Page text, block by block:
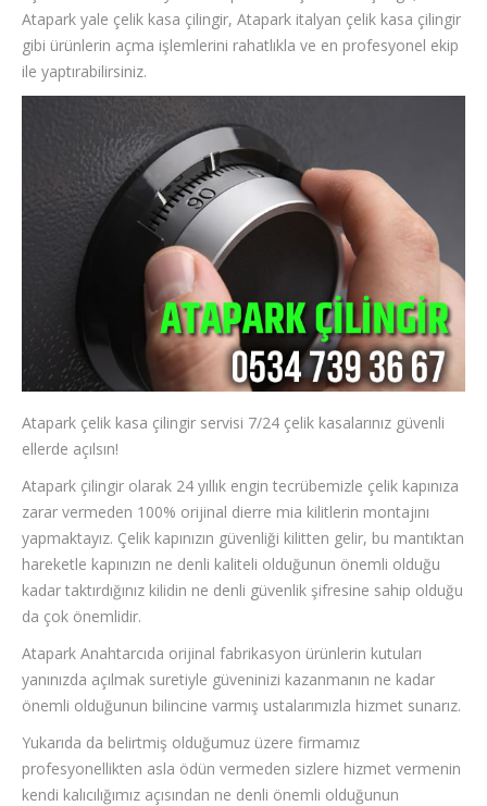
Atapark yale çelik kasa çilingir, Atapark italyan çelik kasa çilingir
gibi ürünlerin açma işlemlerini rahatlıkla ve en profesyonel ekip
ile yaptırabilirsiniz.
Atapark çelik kasa çilingir servisi 7/24 çelik kasalarınız güvenli
ellerde açılsın!
Atapark çilingir olarak 24 yıllık engin tecrübemizle çelik kapınıza
zarar vermeden 100% orijinal dierre mia kilitlerin montajını
yapmaktayız. Çelik kapınızın güvenliği kilitten gelir, bu mantıktan
hareketle kapınızın ne denli kaliteli olduğunun önemli olduğu
kadar taktırdığınız kilidin ne denli güvenlik şifresine sahip olduğu
da çok önemlidir.
Atapark Anahtarcıda orijinal fabrikasyon ürünlerin kutuları
yanınızda açılmak suretiyle güveninizi kazanmanın ne kadar
önemli olduğunun bilincine varmış ustalarımızla hizmet sunarız.
Yukarıda da belirtmiş olduğumuz üzere firmamız
profesyonellikten asla ödün vermeden sizlere hizmet vermenin
kendi kalıcılığımız açısından ne denli önemli olduğunun